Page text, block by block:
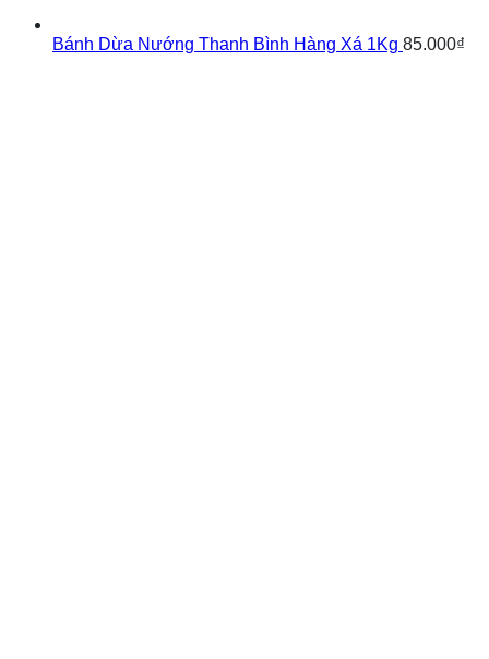
Bánh Dừa Nướng Thanh Bình Hàng Xá 1Kg 85.000₫